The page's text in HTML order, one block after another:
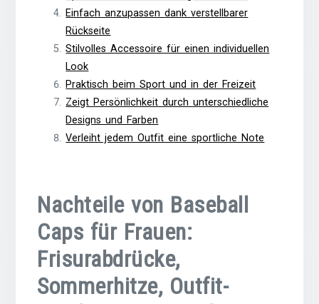
Einfach anzupassen dank verstellbarer
Rückseite
Stilvolles Accessoire für einen individuellen
Look
Praktisch beim Sport und in der Freizeit
Zeigt Persönlichkeit durch unterschiedliche
Designs und Farben
Verleiht jedem Outfit eine sportliche Note
Nachteile von Baseball
Caps für Frauen:
Frisurabdrücke,
Sommerhitze, Outfit-